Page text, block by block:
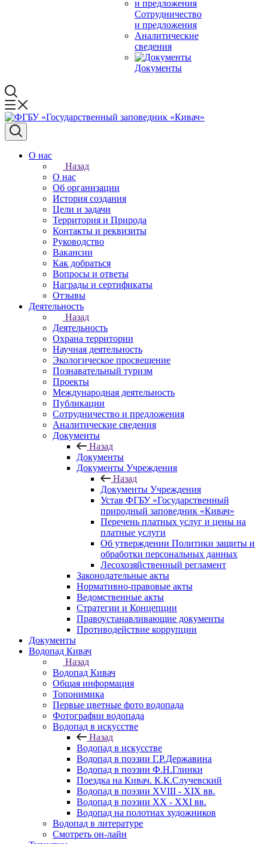
Сотрудничество
и предложения
Аналитические
сведения
Документы
О нас
Назад
О нас
Об организации
История создания
Цели и задачи
Территория и Природа
Контакты и реквизиты
Руководство
Вакансии
Как добраться
Вопросы и ответы
Награды и сертификаты
Отзывы
Деятельность
Назад
Деятельность
Охрана территории
Научная деятельность
Экологическое просвещение
Познавательный туризм
Проекты
Международная деятельность
Публикации
Сотрудничество и предложения
Аналитические сведения
Документы
Назад
Документы
Документы Учреждения
Назад
Документы Учреждения
Устав ФГБУ «Государственный
природный заповедник «Кивач»
Перечень платных услуг и цены на
платные услуги
Об утверждении Политики защиты и
обработки персональных данных
Лесохозяйственный регламент
Законодательные акты
Нормативно-правовые акты
Ведомственные акты
Стратегии и Концепции
Правоустанавливающие документы
Противодействие коррупции
Документы
Водопад Кивач
Назад
Водопад Кивач
Общая информация
Топонимика
Первые цветные фото водопада
Фотографии водопада
Водопад в искусстве
Назад
Водопад в искусстве
Водопад в поэзии Г.Р.Державина
Водопад в поэзии Ф.Н.Глинки
Поездка на Кивач. К.К.Случевский
Водопад в поэзии XVIII - XIX вв.
Водопад в поэзии XX - XXI вв.
Водопад на полотнах художников
Водопад в литературе
Смотреть он-лайн